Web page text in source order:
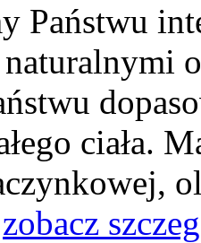
Państwu
ciała.
zobacz